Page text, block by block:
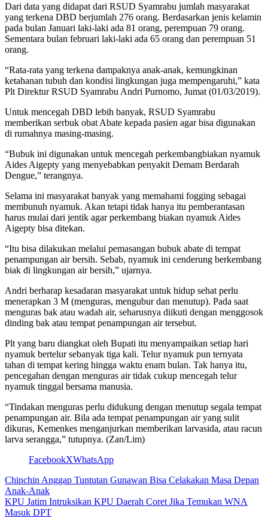
Dari data yang didapat dari RSUD Syamrabu jumlah masyarakat
yang terkena DBD berjumlah 276 orang. Berdasarkan jenis kelamin
pada bulan Januari laki-laki ada 81 orang, perempuan 79 orang.
Sementara bulan februari laki-laki ada 65 orang dan perempuan 51
orang.
“Rata-rata yang terkena dampaknya anak-anak, kemungkinan
ketahanan tubuh dan kondisi lingkungan juga mempengaruhi,” kata
Plt Direktur RSUD Syamrabu Andri Purnomo, Jumat (01/03/2019).
Untuk mencegah DBD lebih banyak, RSUD Syamrabu
memberikan serbuk obat Abate kepada pasien agar bisa digunakan
di rumahnya masing-masing.
“Bubuk ini digunakan untuk mencegah perkembangbiakan nyamuk
Aides Aigepty yang menyebabkan penyakit Demam Berdarah
Dengue,” terangnya.
Selama ini masyarakat banyak yang memahami fogging sebagai
membunuh nyamuk. Akan tetapi tidak hanya itu pemberantasan
harus mulai dari jentik agar perkembang biakan nyamuk Aides
Aigepty bisa ditekan.
“Itu bisa dilakukan melalui pemasangan bubuk abate di tempat
penampungan air bersih. Sebab, nyamuk ini cenderung berkembang
biak di lingkungan air bersih,” ujarnya.
Andri berharap kesadaran masyarakat untuk hidup sehat perlu
menerapkan 3 M (menguras, mengubur dan menutup). Pada saat
menguras bak atau wadah air, seharusnya diikuti dengan menggosok
dinding bak atau tempat penampungan air tersebut.
Plt yang baru diangkat oleh Bupati itu menyampaikan setiap hari
nyamuk bertelur sebanyak tiga kali. Telur nyamuk pun ternyata
tahan di tempat kering hingga waktu enam bulan. Tak hanya itu,
pencegahan dengan menguras air tidak cukup mencegah telur
nyamuk tinggal bersama manusia.
“Tindakan menguras perlu didukung dengan menutup segala tempat
penampungan air. Bila ada tempat penampungan air yang sulit
dikuras, Kemenkes menganjurkan memberikan larvasida, atau racun
larva serangga,” tutupnya. (Zan/Lim)
FacebookXWhatsApp
Chinchin Anggap Tuntutan Gunawan Bisa Celakakan Masa Depan
Anak-Anak
KPU Jatim Intruksikan KPU Daerah Coret Jika Temukan WNA
Masuk DPT